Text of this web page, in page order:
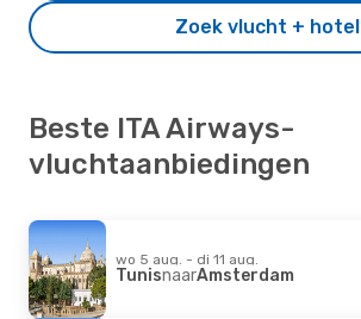
Zoek vlucht + hotel
Beste ITA Airways-
vluchtaanbiedingen
wo 5 aug. - di 11 aug.
TunisnaarAmsterdam